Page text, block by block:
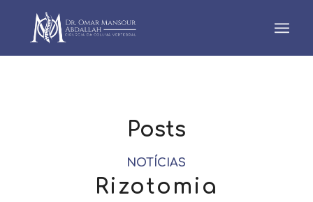
Posts
NOTÍCIAS
Rizotomia